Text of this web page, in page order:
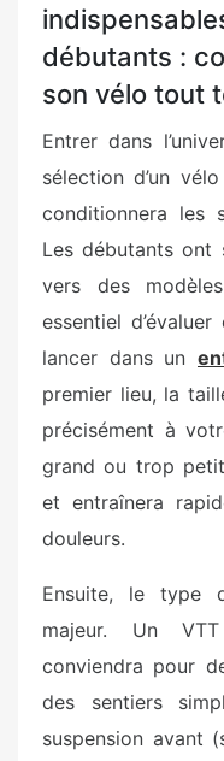
débutants :
son vélo tout
Entrer dans
sélection d’un
conditionnera les
Les débutants ont
vers des
essentiel
lancer dans un
premier lieu, la
précisément à
grand ou trop
et entraînera
douleurs.
Ensuite, le type
majeur. Un
conviendra pour
des sentiers
suspension avant